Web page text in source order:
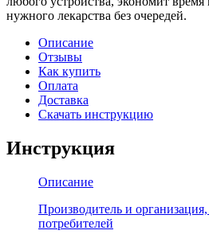
нужного лекарства без очередей.
Описание
Отзывы
Как купить
Оплата
Доставка
Скачать инструкцию
Инструкция
Описание
Производитель и
потребителей